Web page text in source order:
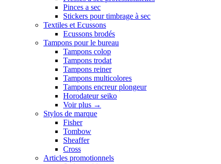
Pinces a sec
Stickers pour timbrage à sec
Textiles et Ecussons
Ecussons brodés
Tampons pour le bureau
Tampons colop
Tampons trodat
Tampons reiner
Tampons multicolores
Tampons encreur plongeur
Horodateur seiko
Voir plus →
Stylos de marque
Fisher
Tombow
Sheaffer
Cross
Articles promotionnels